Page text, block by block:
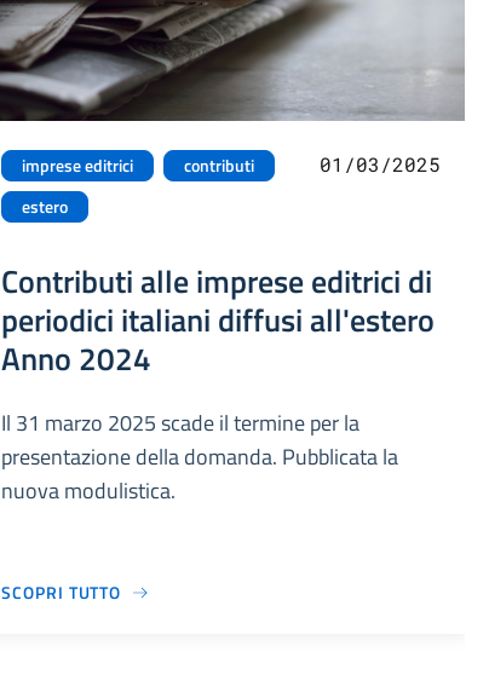
imprese editrici
contributi
estero
01/03/2025
Contributi alle imprese editrici di
periodici italiani diffusi all'estero
Anno 2024
Il 31 marzo 2025 scade il termine per la
presentazione della domanda. Pubblicata la
nuova modulistica.
SCOPRI TUTTO